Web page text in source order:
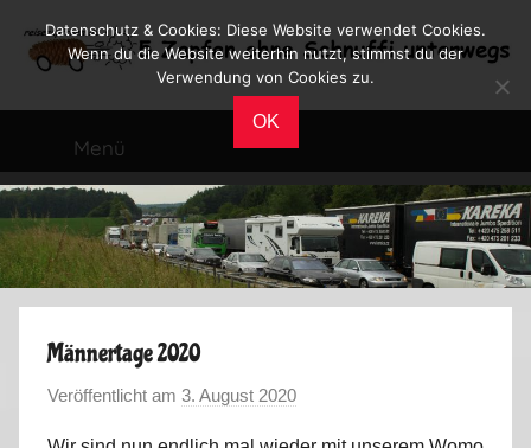
Inhalt
Reiseblog
im
Wohnmobil
Menü
Männertage 2020
Veröffentlicht am 3. August 2020
Datenschutz & Cookies: Diese Website verwendet Cookies.
Wenn du die Website weiterhin nutzt, stimmst du der
Verwendung von Cookies zu.
OK